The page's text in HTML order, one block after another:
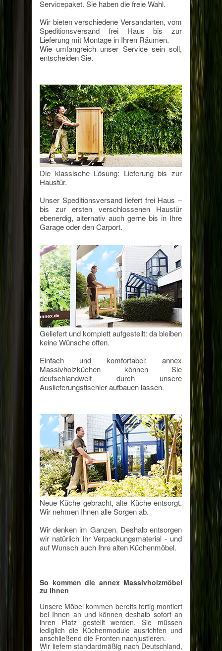
Servicepaket. Sie haben die freie Wahl.
Wir bieten verschiedene Versandarten, vom
Speditionsversand frei Haus bis zur
Lieferung mit Montage in Ihren Räumen.
Wie umfangreich unser Service sein soll,
entscheiden Sie.
Die klassische Lösung: Lieferung bis zur
Haustür.
Unser Speditionsversand liefert frei Haus –
bis zur ersten verschlossenen Haustür
ebenerdig, alternativ auch gerne bis in Ihre
Garage oder den Carport.
Geliefert und komplett aufgestellt: da bleiben
keine Wünsche offen.
Einfach und komfortabel: annex
Massivholzküchen können Sie
deutschlandweit durch unsere
Auslieferungstischler aufbauen lassen.
Neue Küche gebracht, alte Küche entsorgt.
Wir nehmen Ihnen alle Sorgen ab.
Wir denken im Ganzen. Deshalb entsorgen
wir natürlich Ihr Verpackungsmaterial - und
auf Wunsch auch Ihre alten Küchenmöbel.
So kommen die annex Massivholzmöbel
zu Ihnen
Unsere Möbel kommen bereits fertig montiert
bei Ihnen an und können deshalb sofort an
ihren Platz gestellt werden. Sie müssen
lediglich die Küchenmodule ausrichten und
anschließend die Fronten nachjustieren.
Wir liefern standardmäßig nach Deutschland,